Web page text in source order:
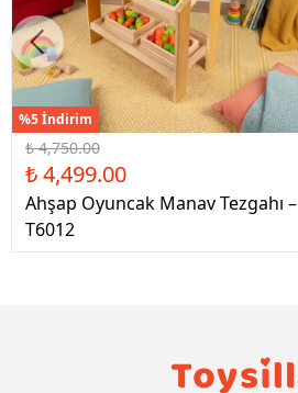
%5 İndirim
₺ 4,750.00
₺ 4,499.00
Ahşap Oyuncak Manav Tezgahı –
T6012